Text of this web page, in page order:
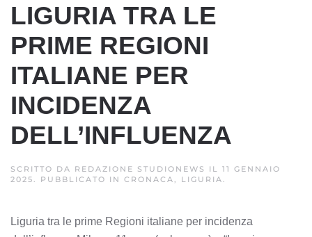
LIGURIA TRA LE
PRIME REGIONI
ITALIANE PER
INCIDENZA
DELL’INFLUENZA
SCRITTO DA REDAZIONE STUDIONEWS IL 11 GENNAIO
2025
. PUBBLICATO IN CRONACA, LIGURIA
Liguria tra le prime Regioni italiane per incidenza